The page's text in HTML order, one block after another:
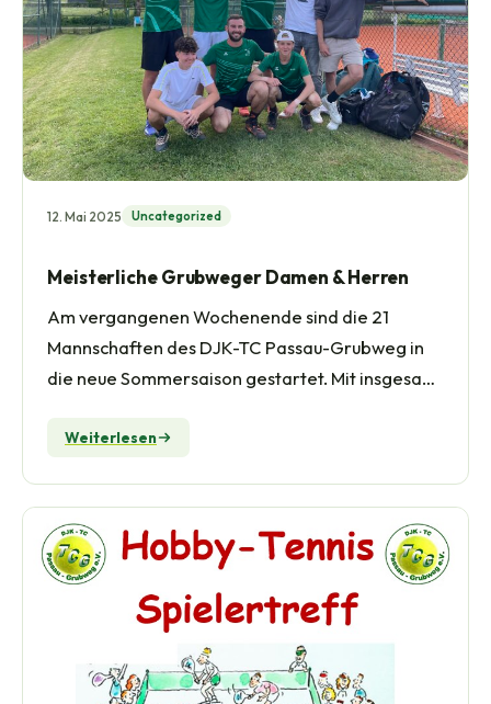
12. Mai 2025 Uncategorized
Meisterliche Grubweger Damen & Herren
Am vergangenen Wochenende sind die 21
Mannschaften des DJK-TC Passau-Grubweg in
die neue Sommersaison gestartet. Mit insgesamt
Weiterlesen